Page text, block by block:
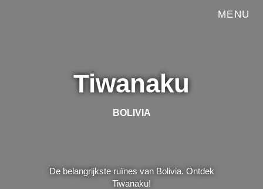
MENU
Tiwanaku
BOLIVIA
De belangrijkste ruïnes van Bolivia. Ontdek
Tiwanaku!